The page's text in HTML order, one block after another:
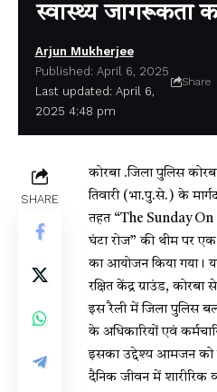
स्वास्थ्य जागरूकता
Last updated: April 6,
2025 4:48 pm
Arjun Mukherjee
Published: April 6, 2025
Share
SHARE
कोरबा .जिला पुलिस कोरबा
तिवारी (भा.पु.से.) के
तहत “The Sunday
घंटा रोज” की थीम पर
का आयोजन किया गया।
रक्षित केंद्र ग्राउंड, कोरबा
इस रैली में जिला पुलिस
के अधिकारियों एवं
इसका उद्देश्य आमजन को
दैनिक जीवन में शारीरिक